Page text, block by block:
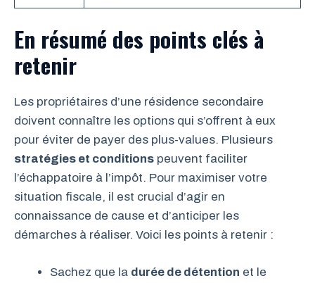
En résumé des points clés à
retenir
Les propriétaires d’une résidence secondaire
doivent connaître les options qui s’offrent à eux
pour éviter de payer des plus-values. Plusieurs
stratégies et conditions peuvent faciliter
l’échappatoire à l’impôt. Pour maximiser votre
situation fiscale, il est crucial d’agir en
connaissance de cause et d’anticiper les
démarches à réaliser. Voici les points à retenir :
Sachez que la durée de détention et le